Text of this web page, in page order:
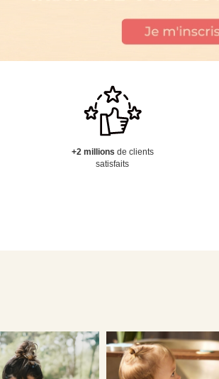
+2 millions de clients
satisfaits